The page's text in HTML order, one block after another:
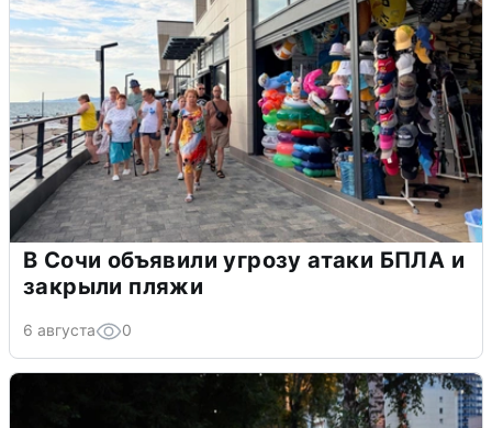
В Сочи объявили угрозу атаки БПЛА и
закрыли пляжи
6 августа 0